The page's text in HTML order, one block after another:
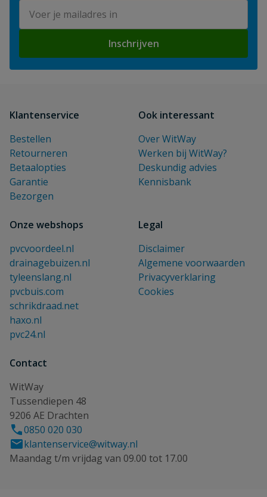
Inschrijven
Klantenservice
Bestellen
Retourneren
Betaalopties
Garantie
Bezorgen
Ook interessant
Over WitWay
Werken bij WitWay?
Deskundig advies
Kennisbank
Onze webshops
pvcvoordeel.nl
drainagebuizen.nl
tyleenslang.nl
pvcbuis.com
schrikdraad.net
haxo.nl
pvc24.nl
Legal
Disclaimer
Algemene voorwaarden
Privacyverklaring
Cookies
Contact
WitWay
Tussendiepen 48
9206 AE Drachten
0850 020 030
klantenservice@witway.nl
Maandag t/m vrijdag van 09.00 tot 17.00